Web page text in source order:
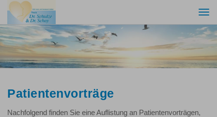
Patientenvorträge
Nachfolgend finden Sie eine Auflistung an Patientenvorträgen,